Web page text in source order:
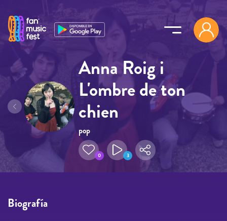
Anna Roig i
L'ombre de ton
chien
pop
0 3
Biografía